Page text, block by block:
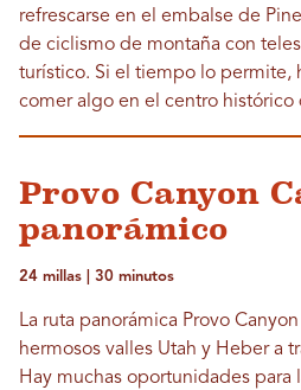
refrescarse en el embalse de
de ciclismo de montaña con
turístico. Si el tiempo lo permite,
comer algo en el centro histórico
Provo Canyon
panorámico
24 millas | 30 minutos
La ruta panorámica Provo
hermosos valles Utah y Heber a
Hay muchas oportunidades para